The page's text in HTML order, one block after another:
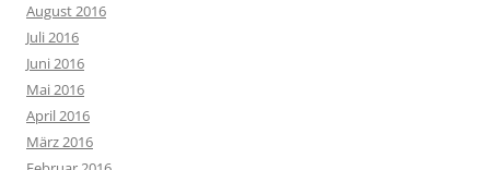
August 2016
Juli 2016
Juni 2016
Mai 2016
April 2016
März 2016